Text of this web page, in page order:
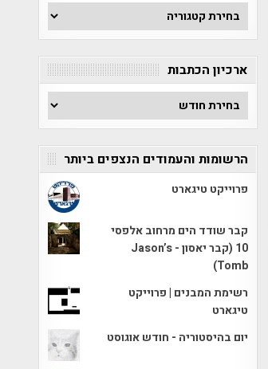
חפש
לפי
קטגוריה
ארכיון הכתבות
ארכיון
הכתבות
הרשומות והעמודים הנצפים ביותר
פרוייקט טיגארט
קבר שודד הים מרחוב אלפסי
10 (קבר יאסון - Jason’s
Tomb)
רשימת המבנים | פרוייקט
טיגארט
יום בהיסטוריה - חודש אוגוסט